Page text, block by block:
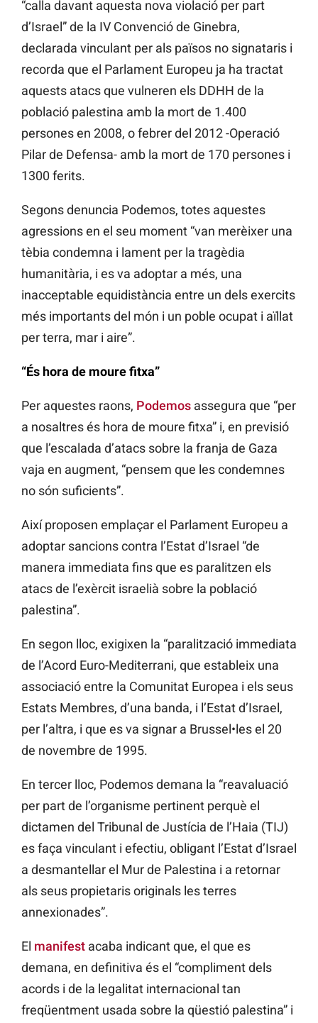
“calla davant aquesta nova violació per part
d’Israel” de la IV Convenció de Ginebra,
declarada vinculant per als països no signataris i
recorda que el Parlament Europeu ja ha tractat
aquests atacs que vulneren els DDHH de la
població palestina amb la mort de 1.400
persones en 2008, o febrer del 2012 -Operació
Pilar de Defensa- amb la mort de 170 persones i
1300 ferits.
Segons denuncia Podemos, totes aquestes
agressions en el seu moment “van merèixer una
tèbia condemna i lament per la tragèdia
humanitària, i es va adoptar a més, una
inacceptable equidistància entre un dels exercits
més importants del món i un poble ocupat i aïllat
per terra, mar i aire”.
“És hora de moure fitxa”
Per aquestes raons, Podemos assegura que “per
a nosaltres és hora de moure fitxa” i, en previsió
que l’escalada d’atacs sobre la franja de Gaza
vaja en augment, “pensem que les condemnes
no són suficients”.
Així proposen emplaçar el Parlament Europeu a
adoptar sancions contra l’Estat d’Israel “de
manera immediata fins que es paralitzen els
atacs de l’exèrcit israelià sobre la població
palestina”.
En segon lloc, exigixen la “paralització immediata
de l’Acord Euro-Mediterrani, que estableix una
associació entre la Comunitat Europea i els seus
Estats Membres, d’una banda, i l’Estat d’Israel,
per l’altra, i que es va signar a Brussel•les el 20
de novembre de 1995.
En tercer lloc, Podemos demana la “reavaluació
per part de l’organisme pertinent perquè el
dictamen del Tribunal de Justícia de l’Haia (TIJ)
es faça vinculant i efectiu, obligant l’Estat d’Israel
a desmantellar el Mur de Palestina i a retornar
als seus propietaris originals les terres
annexionades”.
El manifest acaba indicant que, el que es
demana, en definitiva és el “compliment dels
acords i de la legalitat internacional tan
freqüentment usada sobre la qüestió palestina” i